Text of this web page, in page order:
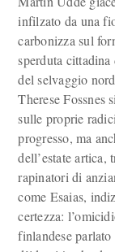
infilzato da una
carbonizza sul
sperduta cittadina
del selvaggio
Therese Fossnes
sulle proprie
progresso, ma
dell’estate
rapinatori di
come Esaias,
certezza:
finlandese